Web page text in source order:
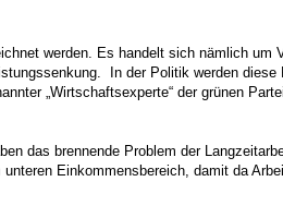
werden. Es handelt sich nämlich um
In der Politik werden
„Wirtschaftsexperte“ der grünen
das brennende Problem der
Einkommensbereich, damit da